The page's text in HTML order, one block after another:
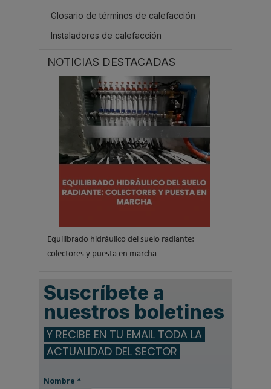
Glosario de términos de calefacción
Instaladores de calefacción
NOTICIAS DESTACADAS
Equilibrado hidráulico del suelo radiante:
colectores y puesta en marcha
Suscríbete a
nuestros boletines
Y RECIBE EN TU EMAIL TODA LA
ACTUALIDAD DEL SECTOR
Nombre *